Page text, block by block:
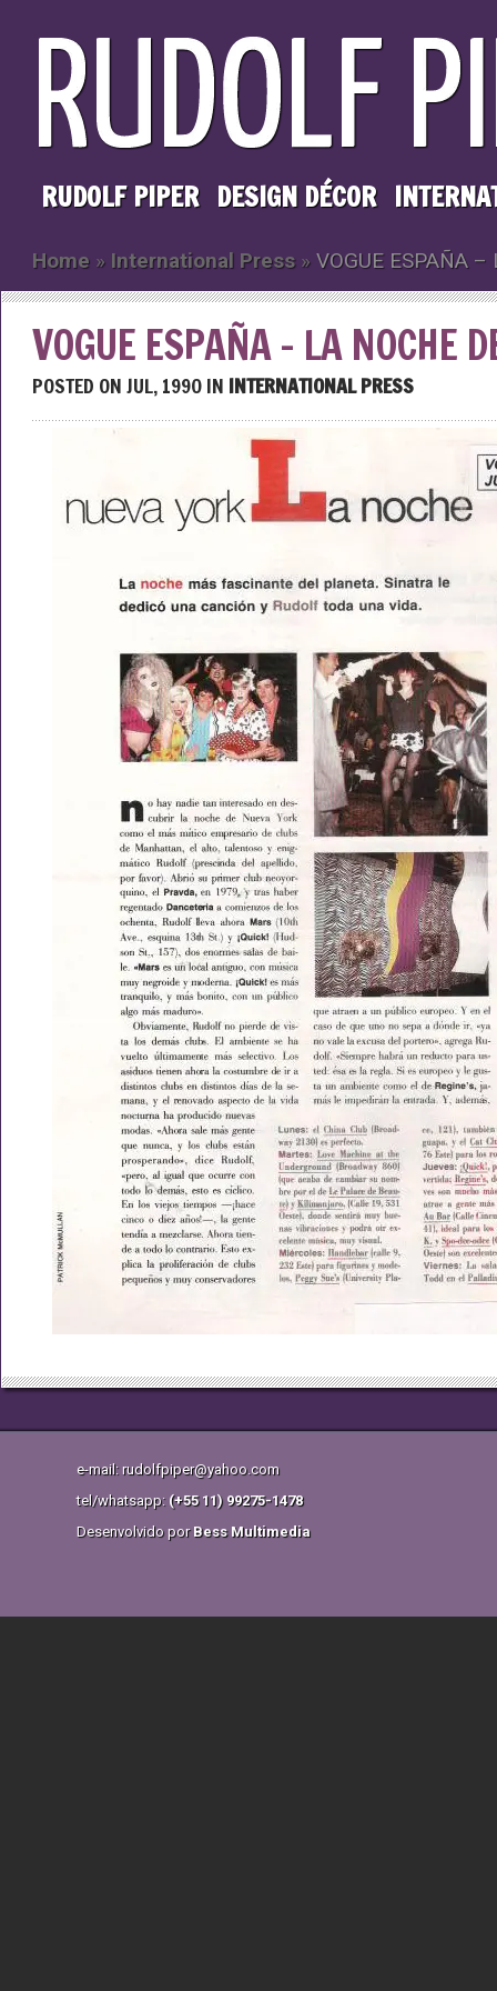
RUDOLF PIPER DESIGN DÉCOR
Home » International Press » VOGUE ESPAÑA
VOGUE ESPAÑA – LA NOCHE
POSTED ON JUL, 1990 IN INTERNATIONAL PRESS
e-mail: rudolfpiper@yahoo.com
tel/whatsapp: (+55 11) 99275-1478
Desenvolvido porBess Multimedia